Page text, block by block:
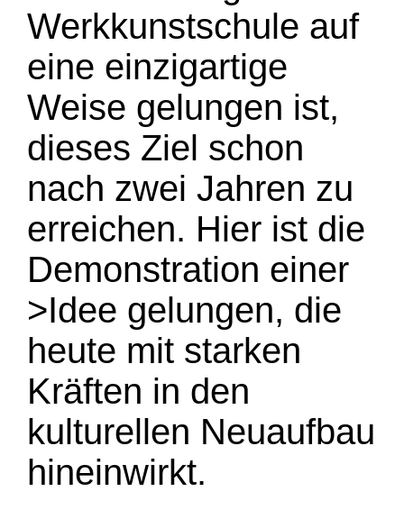
Werkkunstschule auf
eine einzigartige
Weise gelungen ist,
dieses Ziel schon
nach zwei Jahren zu
erreichen. Hier ist die
Demonstration einer
>Idee gelungen, die
heute mit starken
Kräften in den
kulturellen Neuaufbau
hineinwirkt.